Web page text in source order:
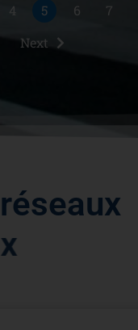
4 5 6
7
Next
réseaux
x